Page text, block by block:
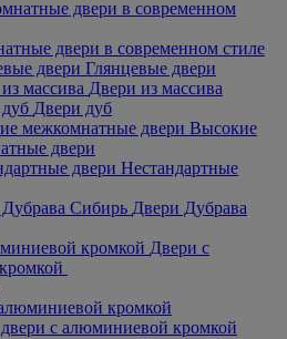
двери в современном стиле
Глянцевые двери
Двери из массива
Двери дуб
Высокие
двери
Нестандартные
Двери Дубрава
Двери с
кромкой